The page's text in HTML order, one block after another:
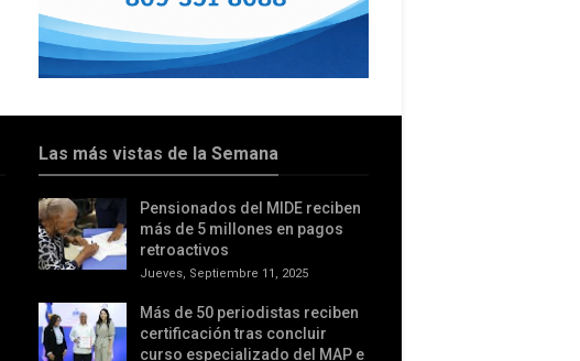
Las más vistas de la Semana
Pensionados del MIDE reciben
más de 5 millones en pagos
retroactivos
Jueves, Septiembre 11, 2025
Más de 50 periodistas reciben
certificación tras concluir
curso especializado del MAP e